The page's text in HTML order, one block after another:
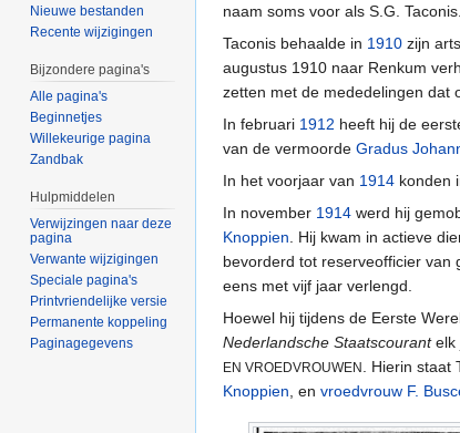
naam soms voor als S.G.
Taconis behaalde in 1910 zijn
augustus 1910 naar Renkum
zetten met de mededelingen dat
In februari 1912 heeft hij de
van de vermoorde Gradus
In het voorjaar van 1914 konden
In november 1914 werd hij
Knoppien. Hij kwam in actieve
bevorderd tot reserveofficier van
eens met vijf jaar verlengd.
Hoewel hij tijdens de Eerste
Nederlandsche Staatscourantelk
EN VROEDVROUWEN . Hierin staat
Knoppien, en vroedvrouw F.
Nieuwe bestanden
Recente wijzigingen
Bijzondere pagina's
Alle pagina's
Beginnetjes
Willekeurige pagina
Zandbak
Hulpmiddelen
Verwijzingen naar deze
pagina
Verwante wijzigingen
Speciale pagina's
Printvriendelijke versie
Permanente koppeling
Paginagegevens